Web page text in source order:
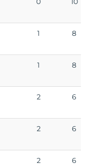
1 8
1 8
2 6
2 6
2 6